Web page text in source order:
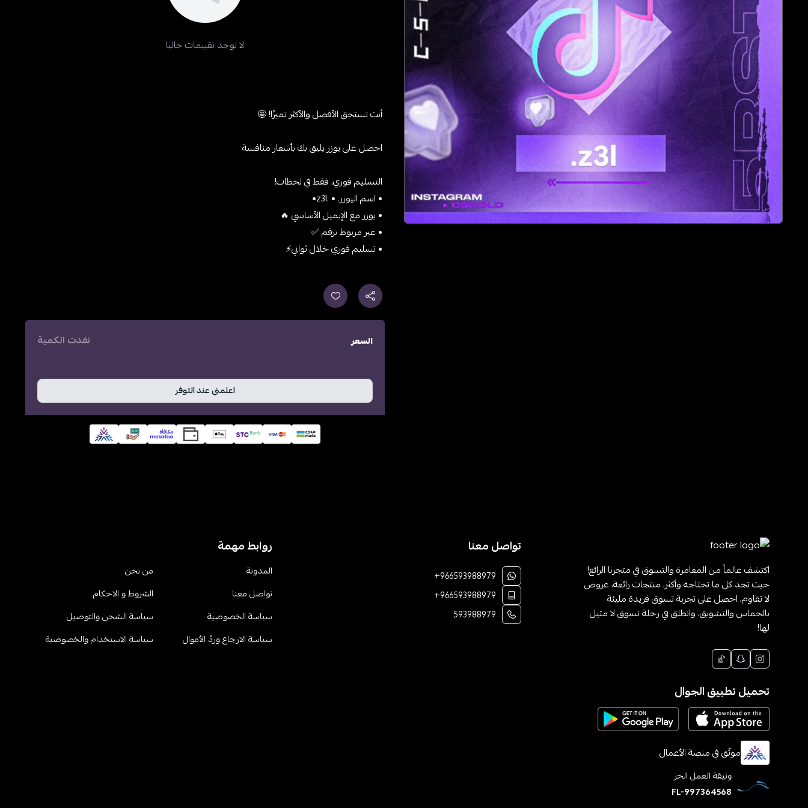
أنت تستحق الأفضل والأكثر تميزًا! 🤩
احصل على يوزر يليق بك بأسعار منافسة
التسليم فوري، فقط في لحظات!
• اسم اليوزر. • .z3l•
• يوزر مع الإيميل الأساسي 🔥
• غير مربوط برقم ✅
• تسليم فوري خلال ثواني⚡️
السعر نفدت الكمية
اعلمني عند التوفر
لا توجد تقييمات حاليا
اكتشف عالماً من المغامرة والتسوق في متجرنا الرائع!
حيث تجد كل ما تحتاجه وأكثر، منتجات رائعة، عروض
لا تقاوم، احصل على تجربة تسوق فريدة مليئة
بالحماس والتشويق، وانطلق في رحلة تسوق لا مثيل
لها!
تحميل تطبيق الجوال
موثّق في منصة الأعمال
وثيقة العمل الحر
FL-997364568
تواصل معنا
+966593988979
+966593988979
593988979
روابط مهمة
المدونة
من نحن
تواصل معنا
الشروط و الاحكام
سياسة الخصوصية
سياسة الشحن والتوصيل
سياسة الارجاع وردّ الأموال
سياسة الاستخدام والخصوصية